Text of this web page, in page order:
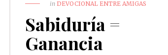
in DEVOCIONAL ENTRE AMIGAS
Sabiduría =
Ganancia